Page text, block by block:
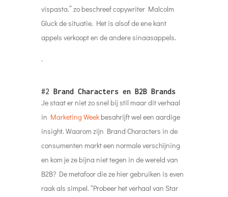
vispasta.” zo beschreef copywriter Malcolm
Gluck de situatie. Het is alsof de ene kant
appels verkoopt en de andere sinaasappels.
.
#2 Brand Characters en B2B Brands
Je staat er niet zo snel bij stil maar dit verhaal
in Marketing Weekbesahrijft wel een aardige
insight. Waarom zijn Brand Characters in de
consumenten markt een normale verschijning
en kom je ze bijna niet tegen in de wereld van
B2B? De metafoor die ze hier gebruiken is even
raak als simpel. “Probeer het verhaal van Star